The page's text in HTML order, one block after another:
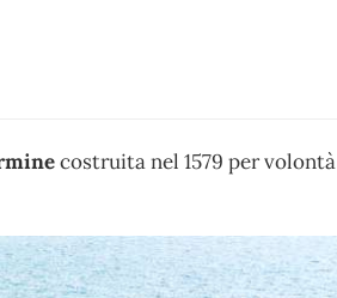
costruita nel 1579 per volontà